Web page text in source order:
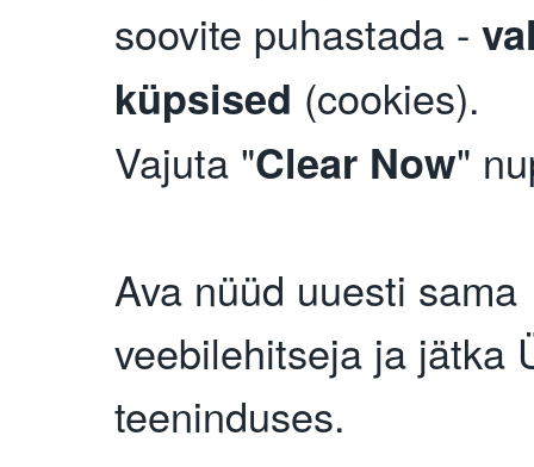
soovite puhastada -
küpsised (cookies).
Vajuta "Clear Now"
Ava nüüd uuesti sama
veebilehitseja ja jätka
teeninduses.